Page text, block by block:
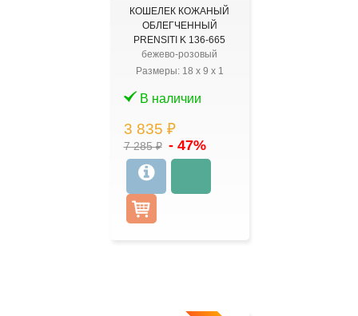
КОШЕЛЕК КОЖАНЫЙ
ОБЛЕГЧЕННЫЙ
PRENSITI K 136-665
бежево-розовый
Размеры: 18 x 9 x 1
В наличии
3 835 ₽
7 285 ₽ - 47%